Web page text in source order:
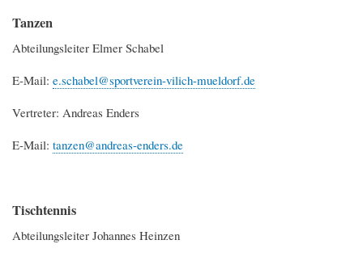
Tanzen
Abteilungsleiter Elmer Schabel
E-Mail: e.schabel@sportverein-vilich-mueldorf.de
Vertreter: Andreas Enders
E-Mail: tanzen@andreas-enders.de
Tischtennis
Abteilungsleiter Johannes Heinzen